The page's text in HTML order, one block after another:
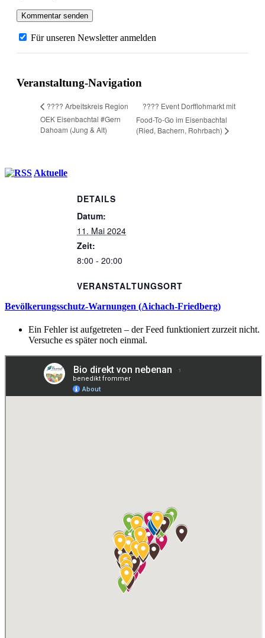
Für unseren Newsletter anmelden
Veranstaltung-Navigation
???? Arbeitskreis Region
OEK Eisenbachtal #Gern
Dahoam (Jung & Alt)
???? Event Dorfflohmarkt mit
Food-To-Go im Eisenbachtal
(Ried, Bachern, Rohrbach)
DETAILS
Datum:
11. Mai 2024
Zeit:
8:00 - 20:00
VERANSTALTUNGSORT
Aktuelle
Bevölkerungsschutz-Warnungen (Aichach-Friedberg)
Ein Fehler ist aufgetreten – der Feed funktioniert zurzeit nicht.
Versuche es später noch einmal.